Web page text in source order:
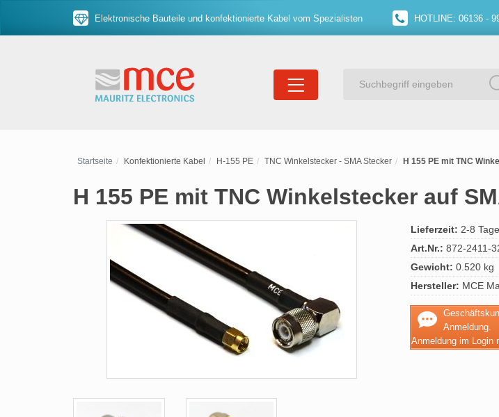
Elektronische Bauteile und konfektionierte Kabel vom Spezialisten HOTLINE: 06136 -
Startseite Konfektionierte Kabel H-155 PE TNC Winkelstecker - SMA Stecker H 155 PE mit TNC
H 155 PE mit TNC Winkelstecker auf
Lieferzeit: 2-8
Art.Nr.: 872-2411-
Gewicht: 0.520 kg
Hersteller: MCE
Anmeldung.
Anmeldung im Login